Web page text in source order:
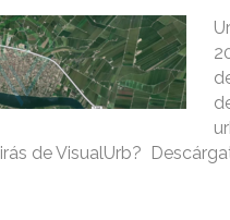
de VisualUrb?